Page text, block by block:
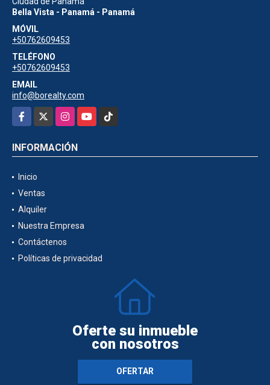
Bella Vista - Panamá - Panamá
MÓVIL
+50762609453
TELÉFONO
+50762609453
EMAIL
info@borealty.com
Facebook
InstagramYouTubeTikTok
INFORMACIÓN
Inicio
Ventas
Alquiler
Nuestra Empresa
Contáctenos
Políticas de privacidad
Oferte su inmueble
con nosotros
OFERTAR